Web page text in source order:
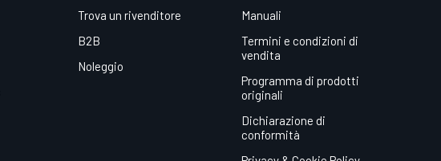
Trova un rivenditore
B2B
Noleggio
Manuali
Termini e condizioni di
vendita
Programma di prodotti
originali
Dichiarazione di
conformità